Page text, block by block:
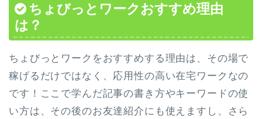
ちょびっとワークおすすめ理由
は？
ちょびっとワークをおすすめする理由は、その場で
稼げるだけではなく、応用性の高い在宅ワークなの
です！ここで学んだ記事の書き方やキーワードの使
い方は、その後のお友達紹介にも使えますし、さら